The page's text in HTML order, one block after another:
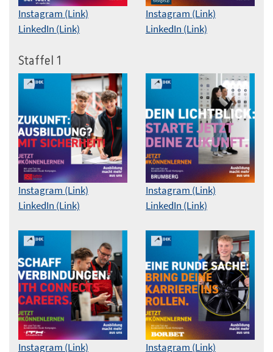
Instagram (Link)
LinkedIn (Link)
Instagram (Link)
LinkedIn (Link)
Staffel 1
Instagram (Link)
LinkedIn (Link)
Instagram (Link)
LinkedIn (Link)
Instagram (Link) Instagram (Link)